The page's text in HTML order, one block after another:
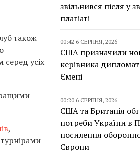
також
усіх
,
звільнився після у
плагіаті
00:42 6 СЕРПНЯ, 2026
США призначили
керівника
Ємені
00:20 6 СЕРПНЯ, 2026
США та Британія
потреби України в
посилення
Європи